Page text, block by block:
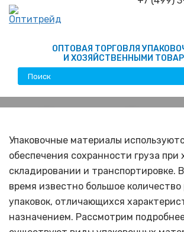
ОПТОВАЯ ТОРГОВЛЯ
И ХОЗЯЙСТВЕННЫМИ
сферы
упаковочных
Упаковочные материалы
обеспечения сохранности груза при
складировании и транспортировке.
время известно большое
упаковок, отличающихся
назначением. Рассмотрим